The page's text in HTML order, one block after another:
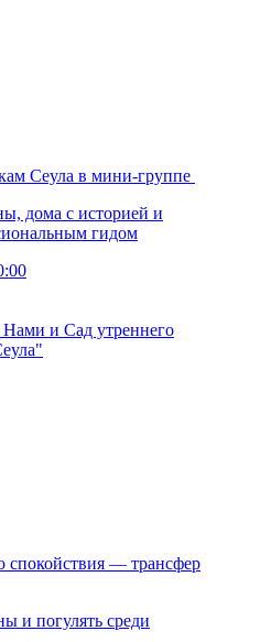
Сеула в мини-группе
дома с историей и
гидом
спокойствия — трансфер
и погулять среди